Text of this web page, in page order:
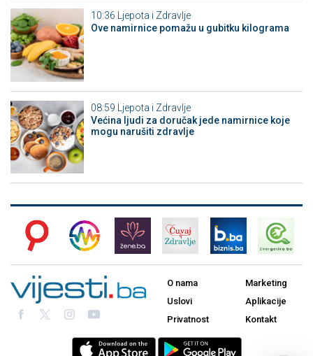
10:36
Ljepota i Zdravlje
Ove namirnice pomažu u gubitku kilograma
08:59 Ljepota i Zdravlje
Većina ljudi za doručak jede namirnice koje
mogu narušiti zdravlje
O nama
Uslovi
Privatnost
Marketing
Aplikacije
Kontakt